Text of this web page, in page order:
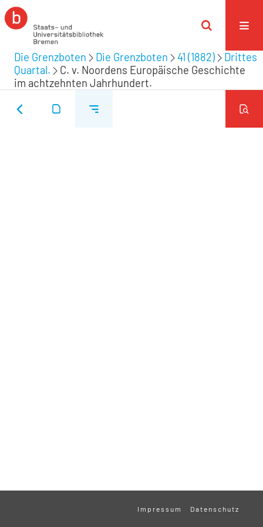
Die Grenzboten Die Grenzboten 41 (1882)
Drittes
Quartal.
C. v. Noordens Europäische Geschichte
im achtzehnten Jahrhundert.
Impressum Datenschutz